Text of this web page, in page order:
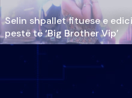
Selin shpallet fituese e
pestë të ‘Big Brother Vip’